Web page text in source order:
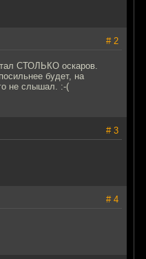
# 2
СТОЛЬКО оскаров.
будет, на
не слышал. :-(
# 3
# 4